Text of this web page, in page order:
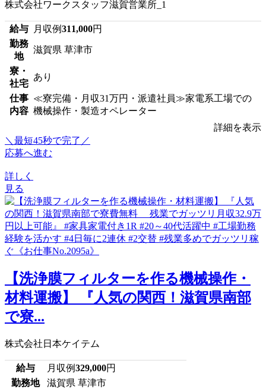
株式会社ワークスタッフ滋賀営業所_1
給与 月収例311,000円
勤務
地
滋賀県 草津市
寮・
社宅
あり
仕事
内容
≪寮完備・月収31万円・派遣社員≫家電系工場での
機械操作・製造オペレーター
詳細を表示
＼最短45秒で完了／
応募へ進む
詳しく
見る
【洗浄膜フィルターを作る機械操作・
材料運搬】 『人気の関西！滋賀県南部
で寮...
株式会社日本ケイテム
給与 月収例329,000円
勤務地
滋賀県 草津市